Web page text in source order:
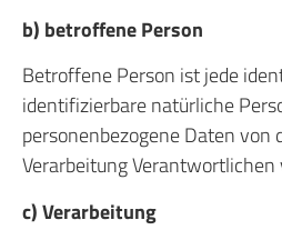
b) betroffene Person
Betroffene Person ist jede
identifizierbare natürliche
personenbezogene Daten von
Verarbeitung
c) Verarbeitung